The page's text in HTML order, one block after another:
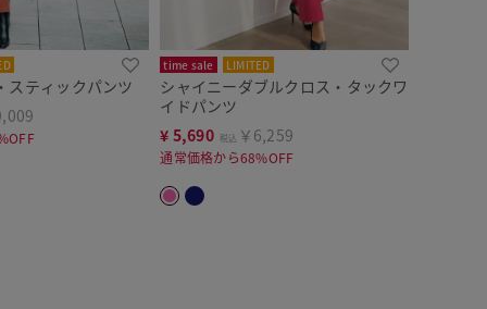
スティックパンツ
time sale LIMITED
シャイニーダブルクロス・タックワ
イドパンツ
¥ 5,690 税込 ￥6,259
通常価格から68%OFF